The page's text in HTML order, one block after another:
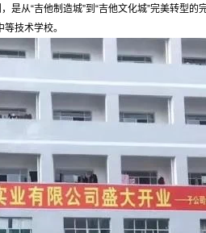
是从“吉他制造城”到“吉他文化城”完美转型
技术学校。